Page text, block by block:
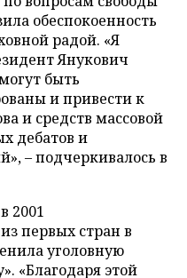
обеспокоенность
радой. «Я
Янукович
быть
и привести к
и средств массовой
дебатов и
–подчеркивалось в
2001
первых стран в
уголовную
«Благодаря этой